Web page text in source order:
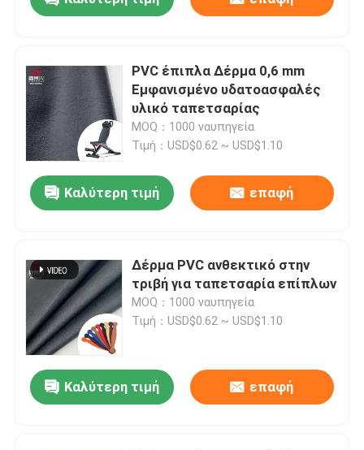
PVC έπιπλα Δέρμα 0,6 mm
Εμφανισμένο υδατοασφαλές
υλικό ταπετσαρίας
MOQ：1000 ναυπηγεία
Τιμή：USD$0.62 ~ USD$1.10
Καλύτερη τιμή επαφή
Δέρμα PVC ανθεκτικό στην
τριβή για ταπετσαρία επίπλων
MOQ：1000 ναυπηγεία
Τιμή：USD$0.62 ~ USD$1.10
Καλύτερη τιμή επαφή